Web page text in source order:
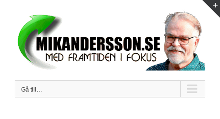
innehållet
Gå till…